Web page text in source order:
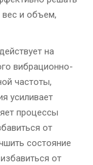
и объем,
на
вибрационно-
частоты,
усиливает
процессы
от
состояние
от